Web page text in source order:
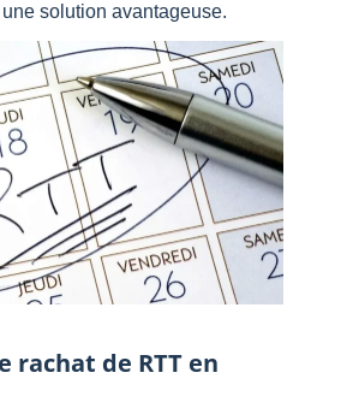
solution avantageuse.
rachat de RTT en